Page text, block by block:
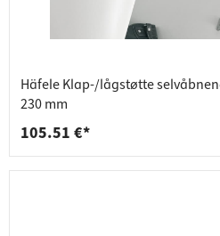
Häfele Klap-/lågstøtte
230 mm
105.51 €*